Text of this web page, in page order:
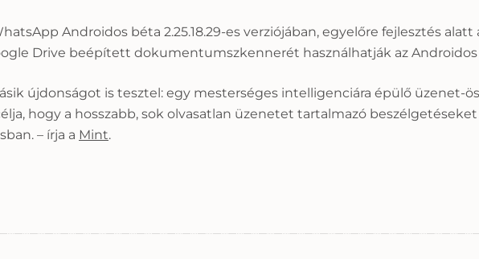
Androidos béta 2.25.18.29-es verziójában, egyelőre fejlesztés alatt
Drive beépített dokumentumszkennerét használhatják az Androidos
újdonságot is tesztel: egy mesterséges intelligenciára épülő üzenet-
hogy a hosszabb, sok olvasatlan üzenetet tartalmazó
– írja a Mint.